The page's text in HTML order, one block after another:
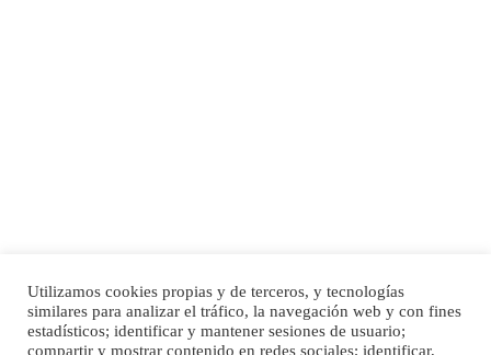
Ninfa perdida
Inicio Publicidad
Política de privacidad
Utilizamos cookies propias y de terceros, y tecnologías
similares para analizar el tráfico, la navegación web y con fines
estadísticos; identificar y mantener sesiones de usuario;
compartir y mostrar contenido en redes sociales; identificar,